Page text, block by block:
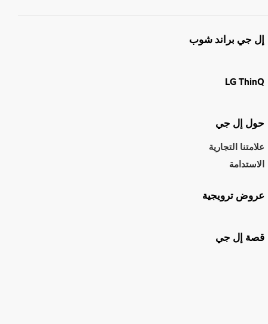
إل جي براند شوب
LG ThinQ
حول إل جي
علامتنا التجارية
الاستدامة
عروض ترويجية
قصة إل جي